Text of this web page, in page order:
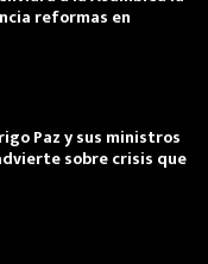
reformas en
Paz y sus ministros
sobre crisis que